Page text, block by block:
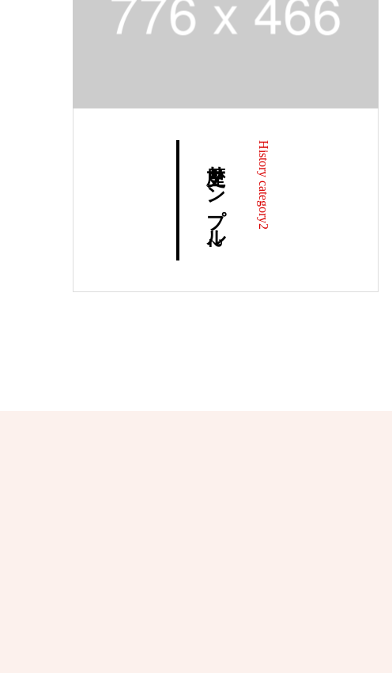
History category2
歴史サンプル2